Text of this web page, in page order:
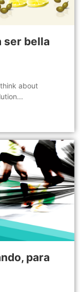
ser bella
about
para